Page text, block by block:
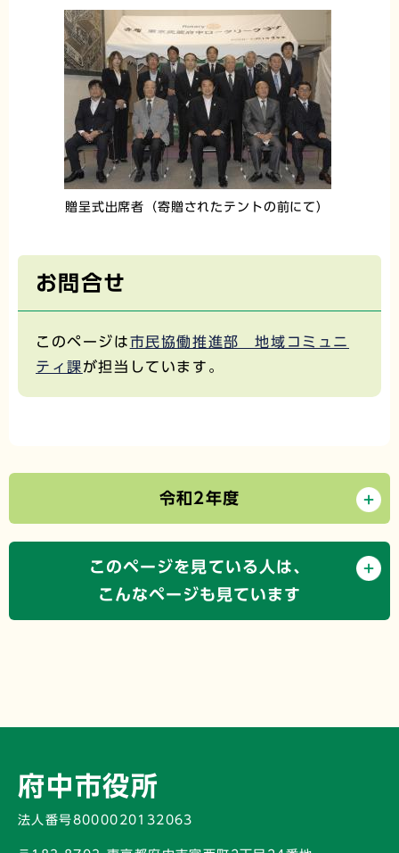
贈呈式出席者（寄贈されたテントの前にて）
お問合せ
このページは市民協働推進部 地域コミュニ
ティ課が担当しています。
令和2年度
このページを見ている人は、
こんなページも見ています
府中市役所
法人番号8000020132063